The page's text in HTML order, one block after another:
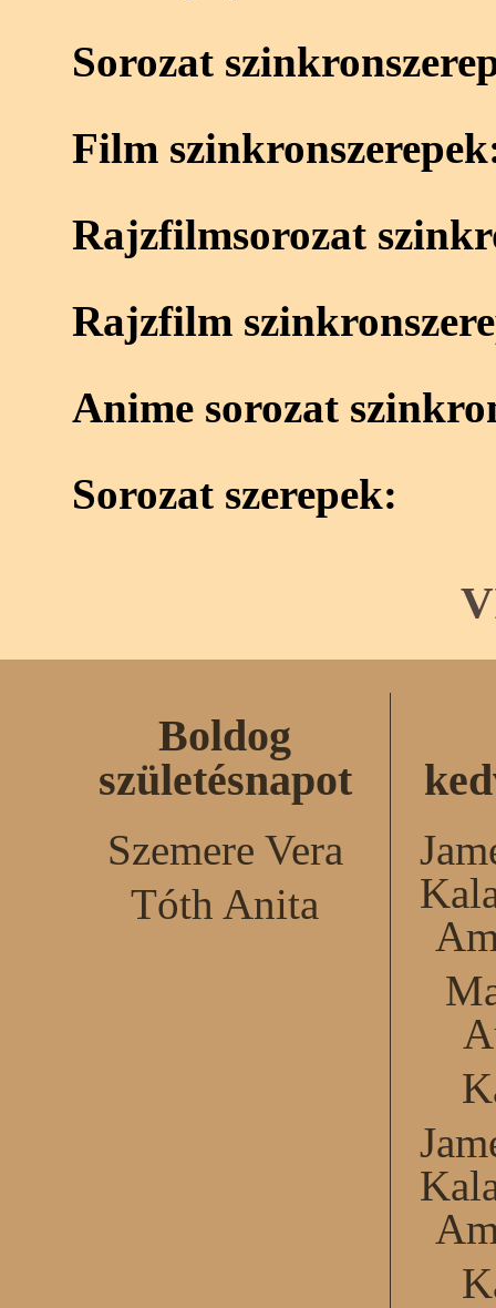
Sorozat
Film
Rajzfilmsorozat
Rajzfilm
Anime sorozat
Sorozat szerepek:
Boldog
születésnapot
Szemere Vera
Tóth Anita